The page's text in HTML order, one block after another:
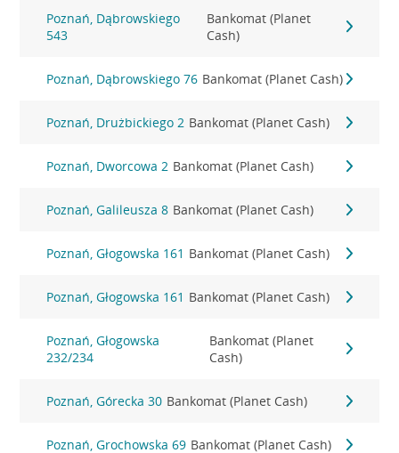
Poznań, Dąbrowskiego
543
Bankomat (Planet
Cash)
Poznań, Dąbrowskiego 76 Bankomat (Planet Cash)
Poznań, Drużbickiego 2 Bankomat (Planet Cash)
Poznań, Dworcowa 2 Bankomat (Planet Cash)
Poznań, Galileusza 8 Bankomat (Planet Cash)
Poznań, Głogowska 161 Bankomat (Planet Cash)
Poznań, Głogowska 161 Bankomat (Planet Cash)
Poznań, Głogowska
232/234
Bankomat (Planet
Cash)
Poznań, Górecka 30 Bankomat (Planet Cash)
Poznań, Grochowska 69 Bankomat (Planet Cash)